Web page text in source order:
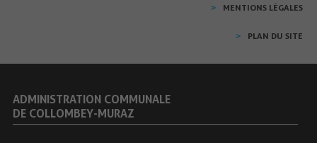
MENTIONS LÉGALES
PLAN DU SITE
ADMINISTRATION COMMUNALE
DE COLLOMBEY-MURAZ